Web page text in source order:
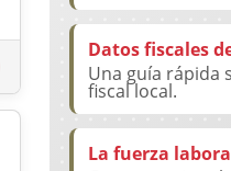
Datos fiscales
Una guía rápida
fiscal local.
La fuerza